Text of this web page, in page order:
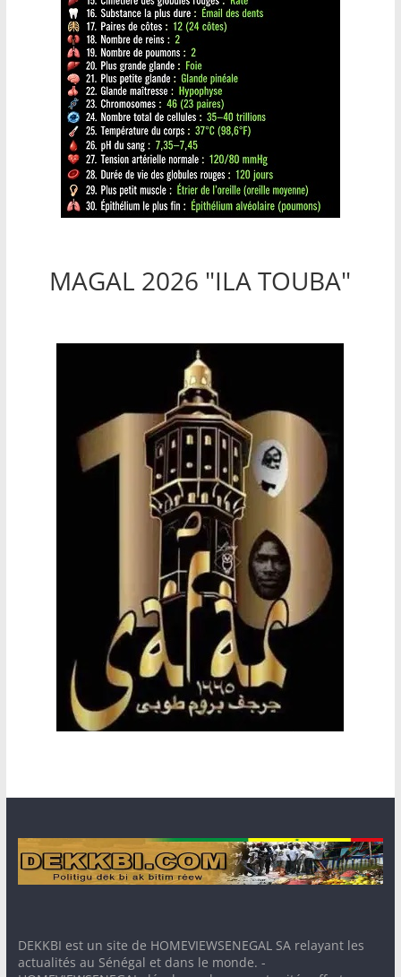
MAGAL 2026 "ILA TOUBA"
DEKKBI est un site de HOMEVIEWSENEGAL SA relayant les
actualités au Sénégal et dans le monde. -